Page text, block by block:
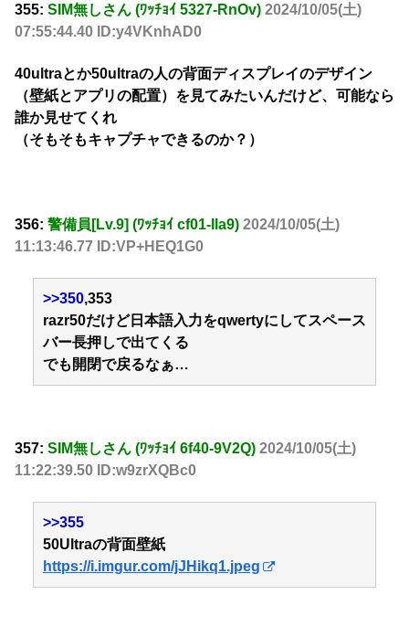
355: SIM無しさん (ﾜｯﾁｮｲ 5327-RnOv) 2024/10/05(土)
07:55:44.40 ID:y4VKnhAD0
40ultraとか50ultraの人の背面ディスプレイのデザイン
（壁紙とアプリの配置）を見てみたいんだけど、可能なら
誰か見せてくれ
（そもそもキャプチャできるのか？）
356: 警備員[Lv.9] (ﾜｯﾁｮｲ cf01-Ila9) 2024/10/05(土)
11:13:46.77 ID:VP+HEQ1G0
>>350,353
razr50だけど日本語入力をqwertyにしてスペース
バー長押しで出てくる
でも開閉で戻るなぁ…
357: SIM無しさん (ﾜｯﾁｮｲ 6f40-9V2Q) 2024/10/05(土)
11:22:39.50 ID:w9zrXQBc0
>>355
50Ultraの背面壁紙
https://i.imgur.com/jJHikq1.jpeg